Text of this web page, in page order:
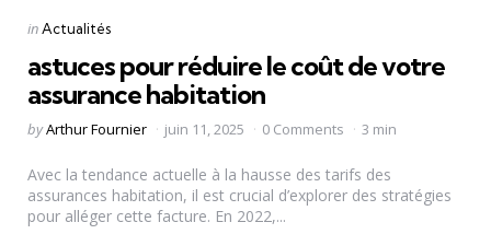
Categories
Posted
inActualités
astuces pour réduire le coût de votre
assurance habitation
Posted
byArthur Fournier juin 11, 2025 0 Comments 3 min
Avec la tendance actuelle à la hausse des tarifs des
assurances habitation, il est crucial d’explorer des stratégies
pour alléger cette facture. En 2022,...